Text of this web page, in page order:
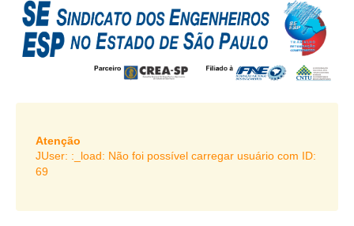
APRESENTAÇÃO
PALAVRA DO PRESIDENTE
DIRETORIA
LIVRO GESTÃO 2026-2029
SUBSEDES SINDICAIS
Atenção
JUser: :_load: Não foi possível carregar usuário com ID:
69